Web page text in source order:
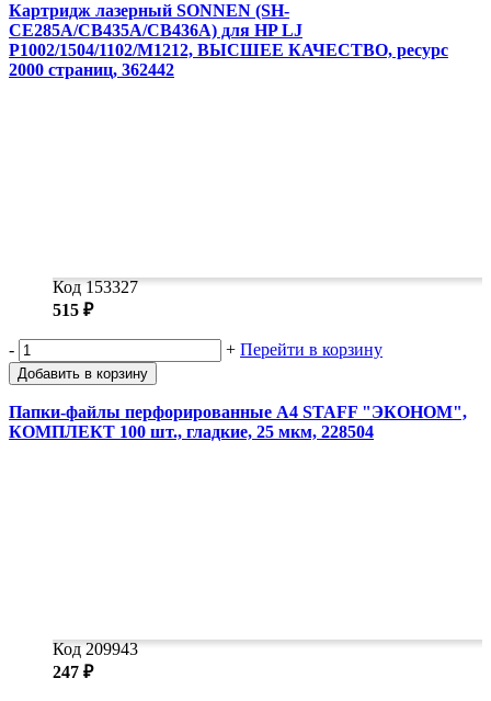
Картридж лазерный SONNEN (SH-
CE285A/CB435A/CB436A) для HP LJ
P1002/1504/1102/M1212, ВЫСШЕЕ КАЧЕСТВО, ресурс
2000 страниц, 362442
Код 153327
515 ₽
- + Перейти в корзину
Добавить в корзину
Папки-файлы перфорированные А4 STAFF "ЭКОНОМ",
КОМПЛЕКТ 100 шт., гладкие, 25 мкм, 228504
Код 209943
247 ₽